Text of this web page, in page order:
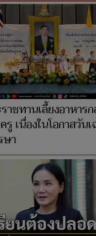
าชทานเลี้ยงอาหาร
เนื่องในโอกาสวัน
า